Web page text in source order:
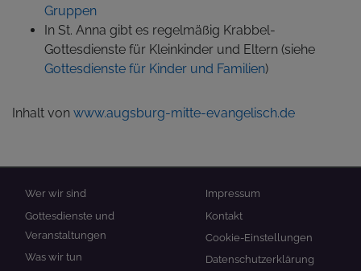
Gruppen
In St. Anna gibt es regelmäßig Krabbel-
Gottesdienste für Kleinkinder und Eltern (siehe
Gottesdienste für Kinder und Familien)
Inhalt von www.augsburg-mitte-evangelisch.de
Hauptnavigation
Wer wir sind
Gottesdienste und
Veranstaltungen
Was wir tun
Fußbereichsmenü
Impressum
Kontakt
Cookie-Einstellungen
Datenschutzerklärung